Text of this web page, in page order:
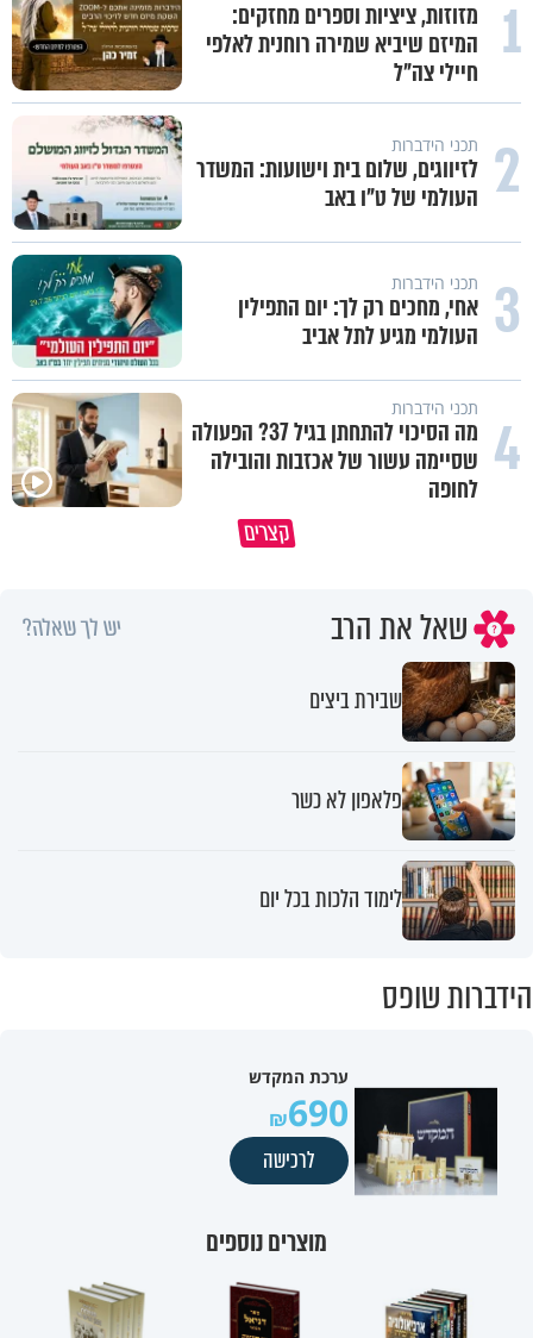
1
מזוזות, ציציות וספרים מחזקים:
המיזם שיביא שמירה רוחנית לאלפי
חיילי צה"ל
2 תכני הידברות
לזיווגים, שלום בית וישועות: המשדר
העולמי של ט"ו באב
3 תכני הידברות
אחי, מחכים רק לך: יום התפילין
העולמי מגיע לתל אביב
4 תכני הידברות
מה הסיכוי להתחתן בגיל 37? הפעולה
שסיימה עשור של אכזבות והובילה
לחופה
קצרים
שאל את הרב יש לך שאלה?
שבירת ביצים
פלאפון לא כשר
לימוד הלכות בכל יום
הידברות שופס
ערכת המקדש
690
לרכישה
מוצרים נוספים